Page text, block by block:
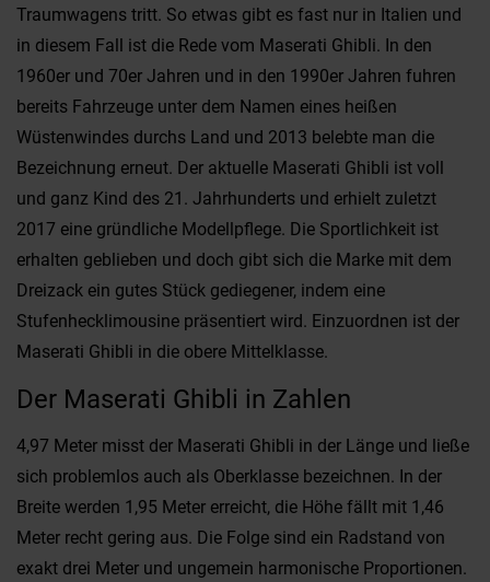
Traumwagens tritt. So etwas gibt es fast nur in Italien und
in diesem Fall ist die Rede vom Maserati Ghibli. In den
1960er und 70er Jahren und in den 1990er Jahren fuhren
bereits Fahrzeuge unter dem Namen eines heißen
Wüstenwindes durchs Land und 2013 belebte man die
Bezeichnung erneut. Der aktuelle Maserati Ghibli ist voll
und ganz Kind des 21. Jahrhunderts und erhielt zuletzt
2017 eine gründliche Modellpflege. Die Sportlichkeit ist
erhalten geblieben und doch gibt sich die Marke mit dem
Dreizack ein gutes Stück gediegener, indem eine
Stufenhecklimousine präsentiert wird. Einzuordnen ist der
Maserati Ghibli in die obere Mittelklasse.
Der Maserati Ghibli in Zahlen
4,97 Meter misst der Maserati Ghibli in der Länge und ließe
sich problemlos auch als Oberklasse bezeichnen. In der
Breite werden 1,95 Meter erreicht, die Höhe fällt mit 1,46
Meter recht gering aus. Die Folge sind ein Radstand von
exakt drei Meter und ungemein harmonische Proportionen.